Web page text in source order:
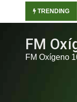
TRENDING
en Córdoba.
FM
FM Oxígeno